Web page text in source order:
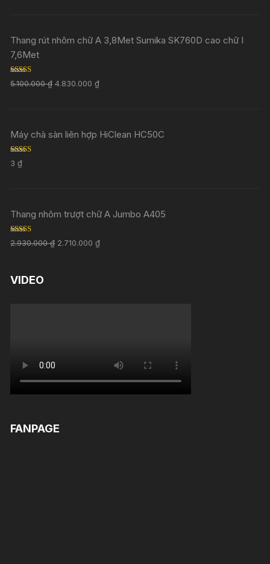
Thang rút nhôm chữ A 3,8Met Sumika SK760D cao chữ I
7,6Met
Rated5.00
out of 5
5.100.000₫ 4.830.000₫
Máy chà sàn liên hợp HiClean HC50C
Rated
out of 5
3₫
Thang nhôm trượt chữ A Jumbo A405
Rated 5.00
out of 5
2.930.000₫ 2.710.000₫
VIDEO
FANPAGE